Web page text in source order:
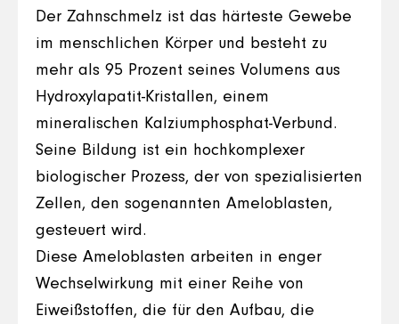
Der Zahnschmelz ist das härteste Gewebe
im menschlichen Körper und besteht zu
mehr als 95 Prozent seines Volumens aus
Hydroxylapatit-Kristallen, einem
mineralischen Kalziumphosphat-Verbund.
Seine Bildung ist ein hochkomplexer
biologischer Prozess, der von spezialisierten
Zellen, den sogenannten Ameloblasten,
gesteuert wird.
Diese Ameloblasten arbeiten in enger
Wechselwirkung mit einer Reihe von
Eiweißstoffen, die für den Aufbau, die